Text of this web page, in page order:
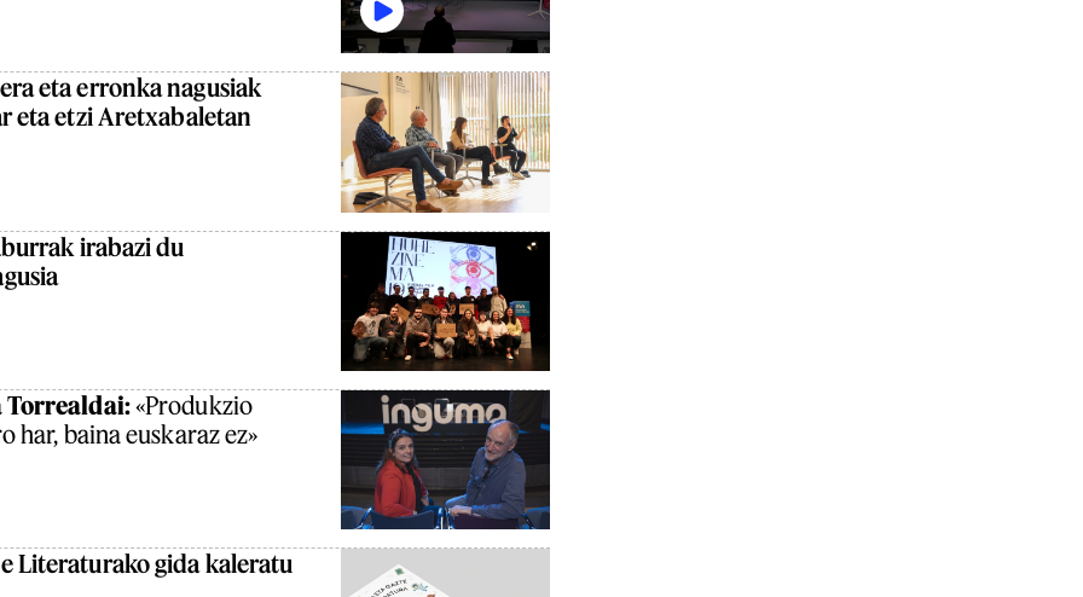
eta erronka nagusiak
eta etzi Aretxabaletan
irabazi du
Torrealdai:«Produkzio
har, baina euskaraz ez»
Literaturako gida kaleratu